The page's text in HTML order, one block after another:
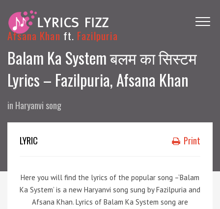
Afsana Khan ft. Fazilpuria
Balam Ka System बलम का सिस्टम
Lyrics – Fazilpuria, Afsana Khan
in Haryanvi song
LYRIC Print
Here you will find the lyrics of the popular song –‘Balam
Ka System’ is a new Haryanvi song sung by Fazilpuria and
Afsana Khan. Lyrics of Balam Ka System song are